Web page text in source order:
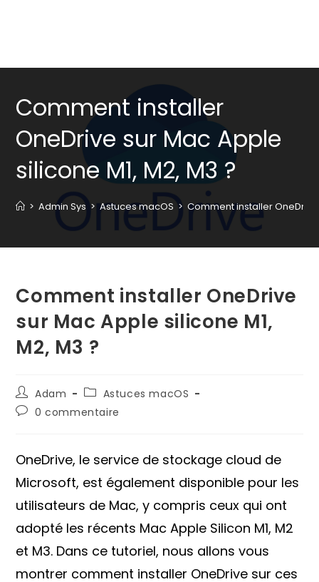
Comment installer
OneDrive sur Mac Apple
silicone M1, M2, M3 ?
> Admin Sys > Astuces macOS > Comment installer OneDrive
Comment installer OneDrive
sur Mac Apple silicone M1,
M2, M3 ?
Auteur/autrice
de
la
Adam
Post
category:
Astuces macOS
Commentaires
0 commentaire
OneDrive, le service de stockage cloud de
Microsoft, est également disponible pour les
utilisateurs de Mac, y compris ceux qui ont
adopté les récents Mac Apple Silicon M1, M2
et M3. Dans ce tutoriel, nous allons vous
montrer comment installer OneDrive sur ces